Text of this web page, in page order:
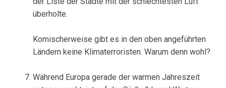
überholte.
Komischerweise gibt es in den oben angeführten
Ländern keine Klimaterroristen. Warum denn wohl?
Während Europa gerade der warmen Jahreszeit